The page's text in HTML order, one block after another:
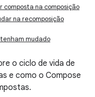
composta na composição
na recomposição
mudado
o ciclo de vida de
e como o Compose